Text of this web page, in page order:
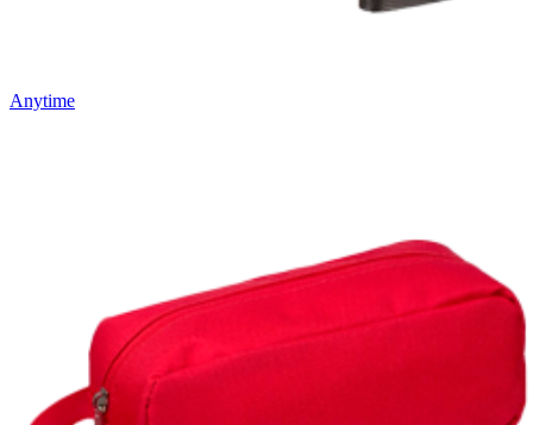
Anytime